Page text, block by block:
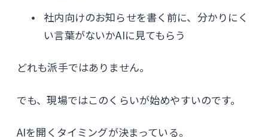
社内向けのお知らせを書く前に、分かりにく
い言葉がないかAIに見てもらう
どれも派手ではありません。
でも、現場ではこのくらいが始めやすいのです。
AIを開くタイミングが決まっている。